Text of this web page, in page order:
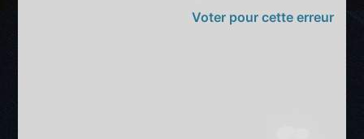
Voter pour cette erreur